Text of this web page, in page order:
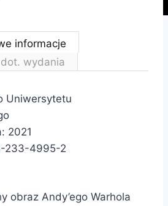
informacje
wydania
Uniwersytetu
2021
233-4995-2
obraz Andy’ego Warhola